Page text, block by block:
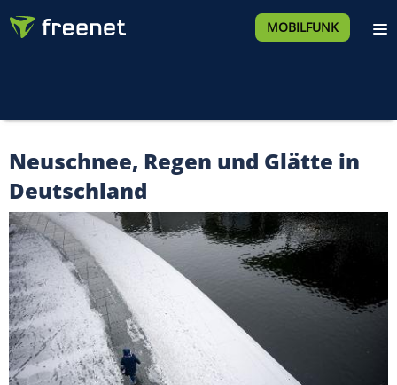
MOBILFUNK
Neuschnee, Regen und Glätte in
Deutschland